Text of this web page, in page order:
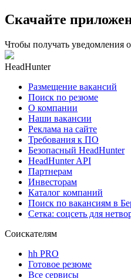
Скачайте
Чтобы получать уведомления
HeadHunter
Размещение вакансий
Поиск по резюме
О компании
Наши вакансии
Реклама на сайте
Требования к ПО
Безопасный HeadHunter
HeadHunter API
Партнерам
Инвесторам
Каталог компаний
Поиск по вакансиям в
Сетка: соцсеть для
Соискателям
hh PRO
Готовое резюме
Все сервисы